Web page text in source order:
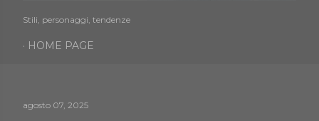
Stili, personaggi, tendenze
HOME PAGE
agosto 07, 2025